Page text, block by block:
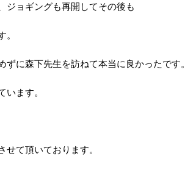
ジョギングも再開してその後も
ずに森下先生を訪ねて本当に良かったです。
ます。
せて頂いております。